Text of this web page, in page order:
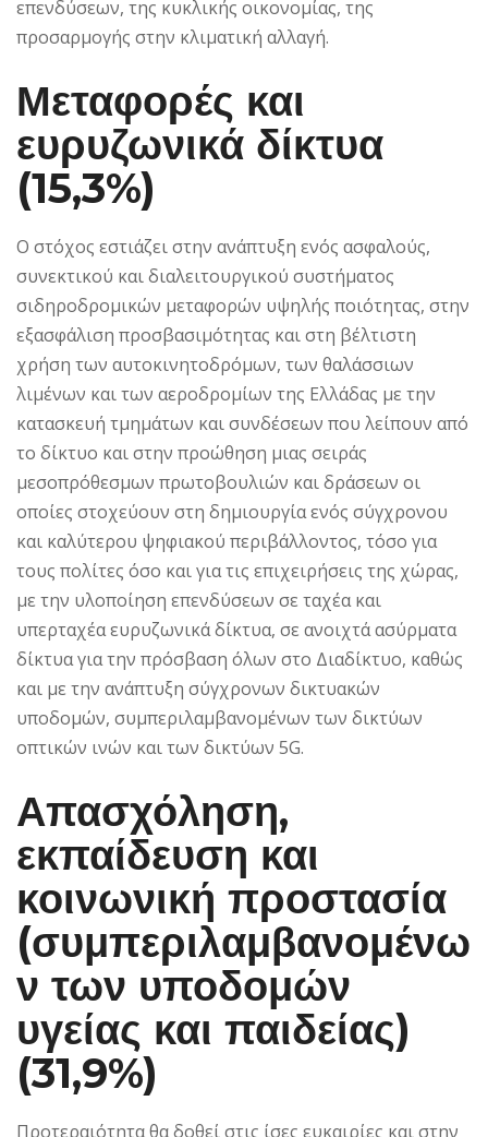
επενδύσεων, της κυκλικής οικονομίας, της
προσαρμογής στην κλιματική αλλαγή.
Μεταφορές και
ευρυζωνικά δίκτυα
(15,3%)
Ο στόχος εστιάζει στην ανάπτυξη ενός ασφαλούς,
συνεκτικού και διαλειτουργικού συστήματος
σιδηροδρομικών μεταφορών υψηλής ποιότητας, στην
εξασφάλιση προσβασιμότητας και στη βέλτιστη
χρήση των αυτοκινητοδρόμων, των θαλάσσιων
λιμένων και των αεροδρομίων της Ελλάδας με την
κατασκευή τμημάτων και συνδέσεων που λείπουν από
το δίκτυο και στην προώθηση μιας σειράς
μεσοπρόθεσμων πρωτοβουλιών και δράσεων οι
οποίες στοχεύουν στη δημιουργία ενός σύγχρονου
και καλύτερου ψηφιακού περιβάλλοντος, τόσο για
τους πολίτες όσο και για τις επιχειρήσεις της χώρας,
με την υλοποίηση επενδύσεων σε ταχέα και
υπερταχέα ευρυζωνικά δίκτυα, σε ανοιχτά ασύρματα
δίκτυα για την πρόσβαση όλων στο Διαδίκτυο, καθώς
και με την ανάπτυξη σύγχρονων δικτυακών
υποδομών, συμπεριλαμβανομένων των δικτύων
οπτικών ινών και των δικτύων 5G.
Απασχόληση,
εκπαίδευση και
κοινωνική προστασία
(συμπεριλαμβανομένω
ν των υποδομών
υγείας και παιδείας)
(31,9%)
Προτεραιότητα θα δοθεί στις ίσες ευκαιρίες και στην